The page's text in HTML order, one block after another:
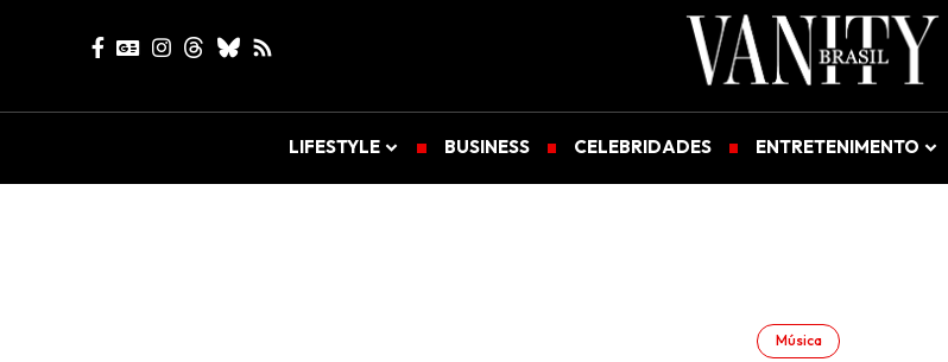
LIFESTYLE BUSINESS CELEBRIDADES ENTRETENIMENTO
Música